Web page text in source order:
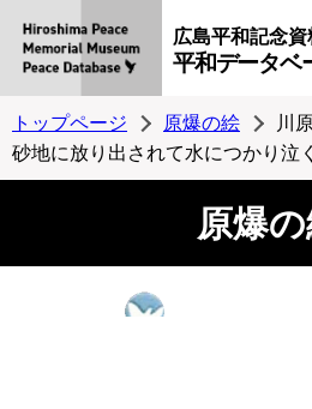
広島平和記念
平和データベ
トップページ 原爆の絵
川
砂地に放り出されて水につかり泣
原爆